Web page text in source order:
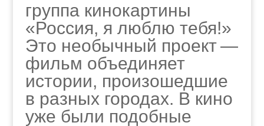
группа кинокартины
«Россия, я люблю тебя!»
Это необычный проект —
фильм объединяет
истории, произошедшие
в разных городах. В кино
уже были подобные